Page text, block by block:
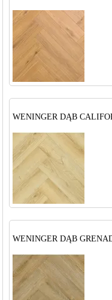
WENINGER DĄB
WENINGER DĄB